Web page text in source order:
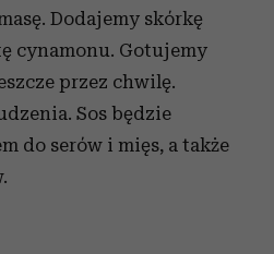
Dodajemy skórkę
cynamonu. Gotujemy
przez chwilę.
Sos będzie
do serów i mięs, a także